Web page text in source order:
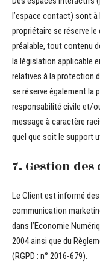
l’espace contact) sont
propriétaire se réserve
préalable, tout contenu
la législation applicable
relatives à la protection
se réserve également la
responsabilité civile et/
message à caractère
quel que soit le support
7. Gestion
Le Client est informé
communication
dans l’Economie
2004 ainsi que du
(RGPD : n° 2016-679).